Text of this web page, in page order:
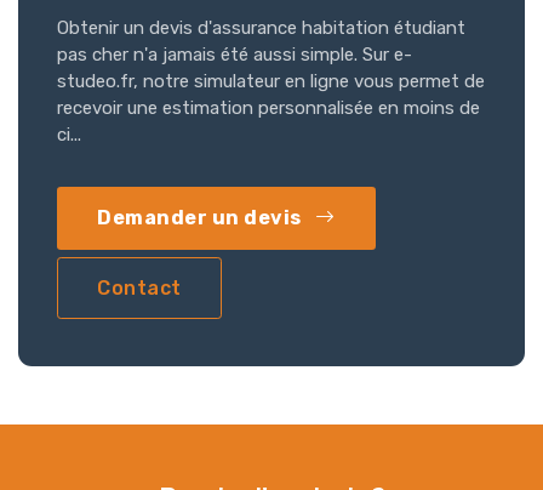
Obtenir un devis d'assurance habitation étudiant
pas cher n'a jamais été aussi simple. Sur e-
studeo.fr, notre simulateur en ligne vous permet de
recevoir une estimation personnalisée en moins de
ci...
Demander un devis
Contact